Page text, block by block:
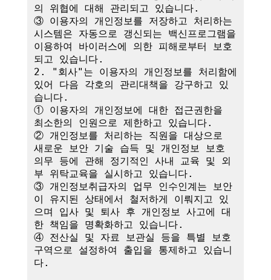
의 위협에 대해 관리되고 있습니다.
③ 이용자의 개인정보를 저장하고 처리하는
시스템은 자동으로 갱신되는 백신프로그램을
이용하여 바이러스에 의한 피해로부터 보호
되고 있습니다.
2. "회사"는 이용자의 개인정보를 처리함에
있어 다음 각호의 관리대책을 강구하고 있
습니다.
① 이용자의 개인정보에 대한 접근권한을
최소한의 인원으로 제한하고 있습니다.
② 개인정보를 처리하는 직원을 대상으로
새로운 보안 기술 습득 및 개인정보 보호
의무 등에 관해 정기적인 사내 교육 및 외
부 위탁교육을 실시하고 있습니다.
③ 개인정보취급자의 업무 인수인계는 보안
이 유지된 상태에서 철저하게 이뤄지고 있
으며 입사 및 퇴사 후 개인정보 사고에 대
한 책임을 명확화하고 있습니다.
④ 전산실 및 자료 보관실 등을 특별 보호
구역으로 설정하여 출입을 통제하고 있습니
다.